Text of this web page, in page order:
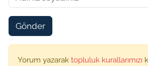
Gönder
Yorum yazarak topluluk kurallarımızı